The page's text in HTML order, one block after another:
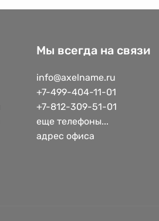
Мы всегда на связи
info@axelname.ru
+7-499-404-11-01
+7-812-309-51-01
еще телефоны...
адрес офиса